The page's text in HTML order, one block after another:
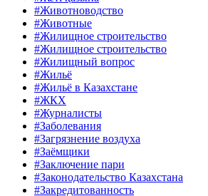
#Животноводство
#Животные
#Жилищное строительство
#Жилищное строительство
#Жилищный вопрос
#Жильё
#Жильё в Казахстане
#ЖКХ
#Журналисты
#Заболевания
#Загрязнение воздуха
#Заёмщики
#Заключение пари
#Законодательство Казахстана
#Закредитованность